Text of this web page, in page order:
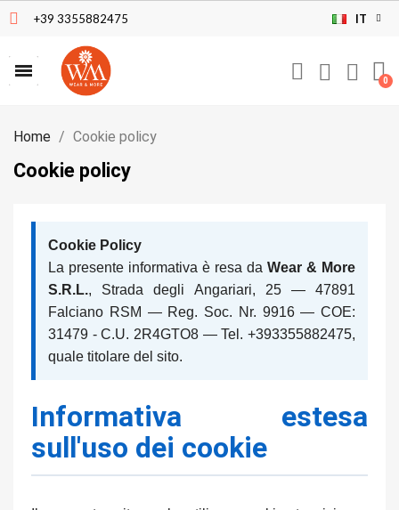
+39 3355882475 IT
Home Cookie policy
Cookie policy
Cookie Policy
La presente informativa è resa da Wear & More
S.R.L., Strada degli Angariari, 25 — 47891
Falciano RSM — Reg. Soc. Nr. 9916 — COE:
31479 - C.U. 2R4GTO8 — Tel. +393355882475,
quale titolare del sito.
Informativa estesa
sull'uso dei cookie